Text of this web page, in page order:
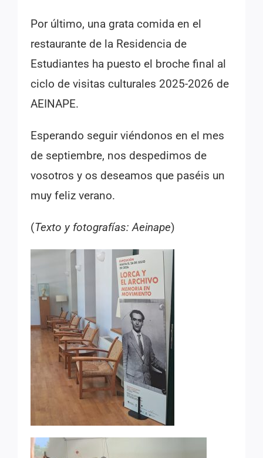
Por último, una grata comida en el
restaurante de la Residencia de
Estudiantes ha puesto el broche final al
ciclo de visitas culturales 2025-2026 de
AEINAPE.
Esperando seguir viéndonos en el mes
de septiembre, nos despedimos de
vosotros y os deseamos que paséis un
muy feliz verano.
(Texto y fotografías: Aeinape)